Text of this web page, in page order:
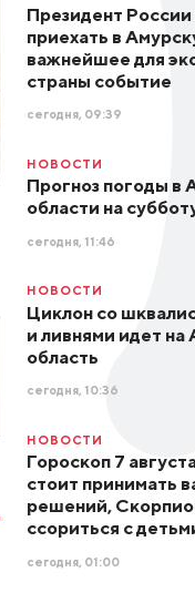
Президент
приехать в
важнейшее для
страны событие
сегодня, 09:39
НОВОСТИ
Прогноз погоды в
области на
сегодня, 11:46
НОВОСТИ
Циклон со
и ливнями идет
область
сегодня, 10:36
НОВОСТИ
Гороскоп 7
стоит принимать
решений,
ссориться с
сегодня, 01:00